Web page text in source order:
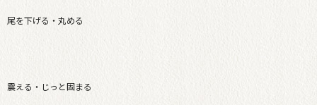
尾を下げる・丸める
震える・じっと固まる